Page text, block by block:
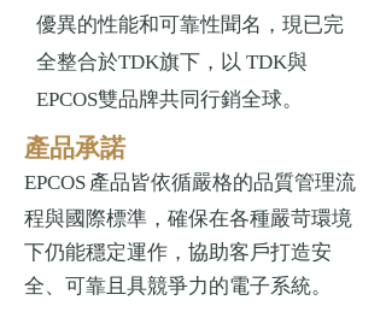
優異的性能和可靠性聞名，現已完
全整合於TDK旗下，以 TDK與
EPCOS雙品牌共同行銷全球。
產品承諾
EPCOS 產品皆依循嚴格的品質管理流
程與國際標準，確保在各種嚴苛環境
下仍能穩定運作，協助客戶打造安
全、可靠且具競爭力的電子系統。